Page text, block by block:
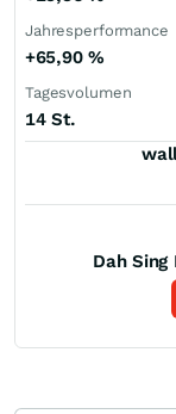
Jahresperformance
+65,90 %
Tagesvolumen
14 St.
Dah Sing